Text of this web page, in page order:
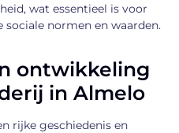
wat essentieel is voor
normen en waarden.
ontwikkeling
in Almelo
rijke geschiedenis en